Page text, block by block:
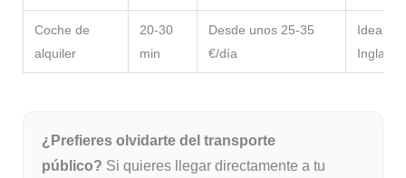
Coche de
alquiler
20-30
min
Desde unos 25-35
€/día
Ideal
¿Prefieres olvidarte del transporte
público? Si quieres llegar directamente a tu